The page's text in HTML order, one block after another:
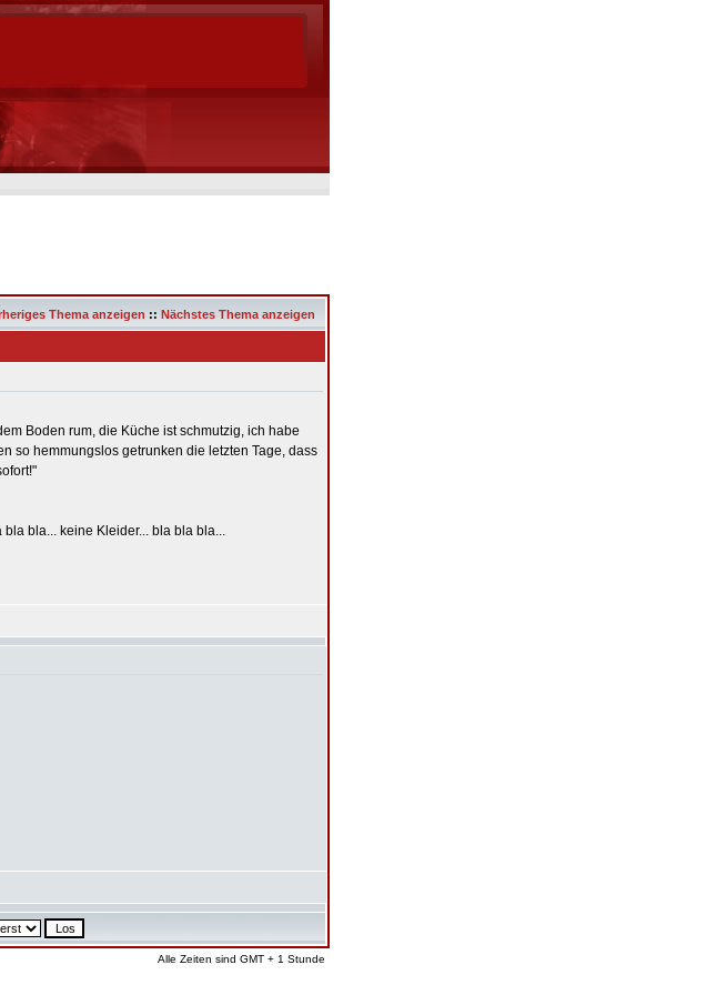
Thema anzeigen :: Nächstes Thema anzeigen
Boden rum, die Küche ist schmutzig, ich habe
so hemmungslos getrunken die letzten Tage, dass
bla... keine Kleider... bla bla bla...
Alle Zeiten sind GMT + 1 Stunde